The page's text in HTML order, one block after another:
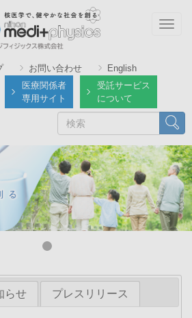
お問い合わせ
English
医療関係者
専用サイト
受託サービス
について
検索
らせ プレスリリース